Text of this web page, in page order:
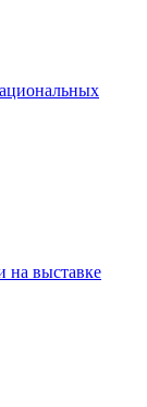
на выставке